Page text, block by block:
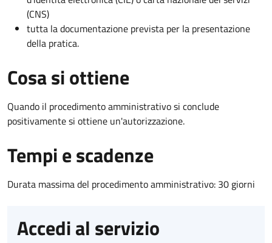
(CNS)
tutta la documentazione prevista per la presentazione
della pratica.
Cosa si ottiene
Quando il procedimento amministrativo si conclude
positivamente si ottiene un'autorizzazione.
Tempi e scadenze
Durata massima del procedimento amministrativo: 30 giorni
Accedi al servizio